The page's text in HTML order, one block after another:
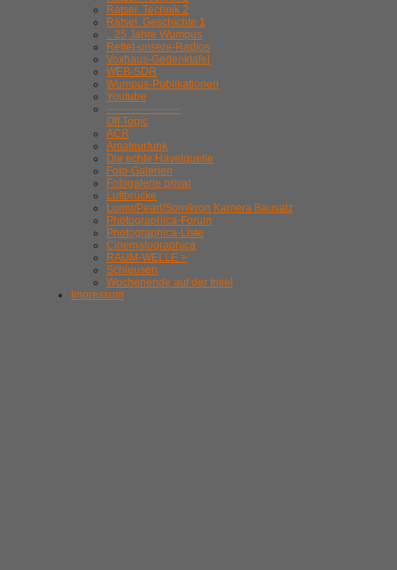
Rätsel. Technik 2
Rätsel. Geschichte 1
.. 25 Jahre Wumpus
Rettet-unsere-Radios
Voxhaus-Gedenktafel
WEB-SDR
Wumpus-Publikationen
Youtube
---------------------
Off Topic
ACR
Amateurfunk
Die echte Havelquelle
Foto-Galerien
Fotogalerie privat
Luftbrücke
Lomo/Pearl/Somikron Kamera Bausatz
Photographica-Forum
Photographica-Liste
Cinematographica
RAUM-WELLE >
Schleusen
Wochenende auf der Insel
Impressum